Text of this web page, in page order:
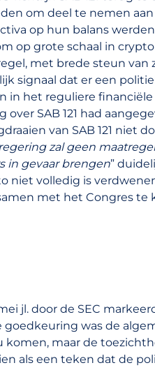
om deel te nemen
op hun balans
op grote schaal in
met brede steun van
signaal dat er een
het reguliere financiële
SAB 121 had
van SAB 121 niet
zal geen
in gevaar brengen”
niet volledig is
met het Congres te
jl. door de SEC
goedkeuring was de
maar de
als een teken dat de